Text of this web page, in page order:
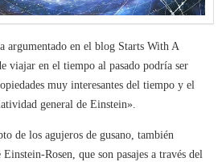
argumentado en el blog Starts With A
viajar en el tiempo al pasado podría ser
muy interesantes del tiempo y el
general de Einstein».
de los agujeros de gusano, también
Rosen, que son pasajes a través del